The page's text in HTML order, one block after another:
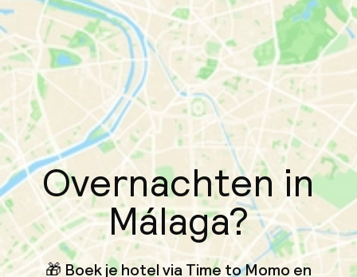
Overnachten in
Málaga?
🎁 Boek je hotel via Time to Momo en